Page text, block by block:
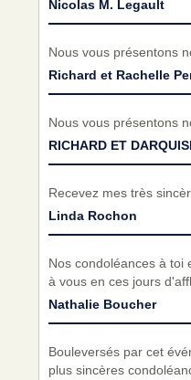
Nicolas M. Legault
Nous vous présentons
Richard et Rachelle
Nous vous présentons
RICHARD ET
Recevez mes très
Linda Rochon
Nos condoléances à toi
à vous en ces jours
Nathalie Boucher
Bouleversés par cet
plus sincères